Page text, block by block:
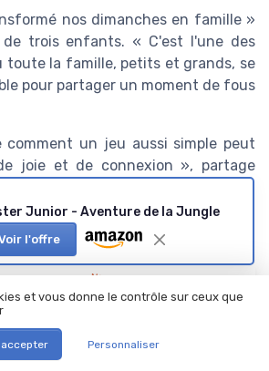
nos dimanches en famille »
de trois enfants. « C'est l'une des
toute la famille, petits et grands, se
pour partager un moment de fous
comment un jeu aussi simple peut
joie et de connexion », partage
de soirées entre amis.
sources préférées sur Google
Junior - Aventure de la Jungle
l'offre
et vous donne le contrôle sur ceux que
accepter Personnaliser